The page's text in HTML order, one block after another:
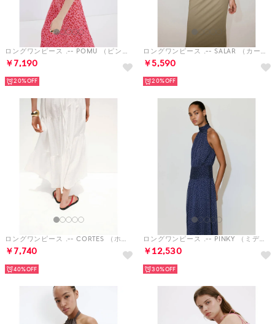
ロングワンピース .-- POMU （ピンク）
￥7,190
20%
ロングワンピース .-- SALAR （カーキ）
￥5,590
20%
ロングワンピース .-- CORTES （ホワイト）
￥7,740
40%
ロングワンピース .-- PINKY （ミディアムブルー）
￥12,530
30%